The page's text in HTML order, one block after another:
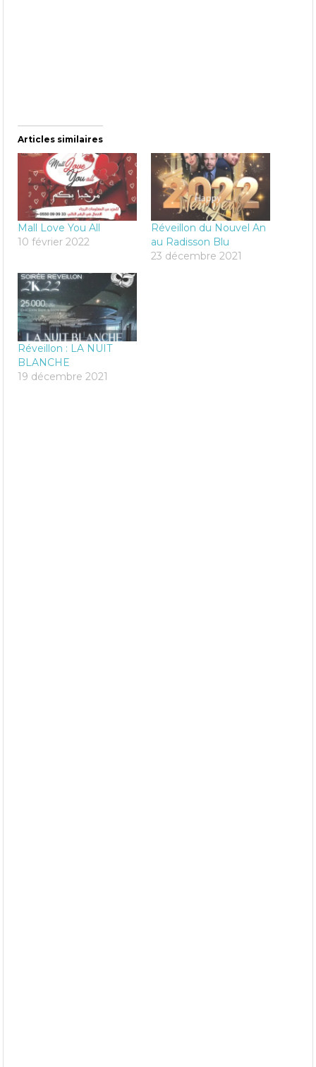
Articles similaires
Mall Love You All
10 février 2022
Réveillon du Nouvel An
au Radisson Blu
23 décembre 2021
Réveillon : LA NUIT
BLANCHE
19 décembre 2021